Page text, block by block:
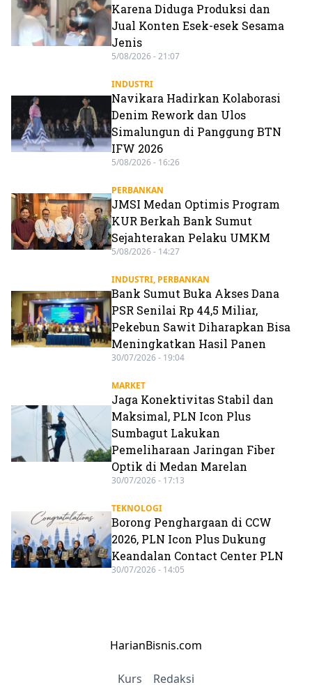
Karena Diduga Produksi dan
Jual Konten Esek-esek Sesama
Jenis
5/08/2026 - 21:07
INDUSTRI
Navikara Hadirkan Kolaborasi
Denim Rework dan Ulos
Simalungun di Panggung BTN
IFW 2026
5/08/2026 - 16:26
PERBANKAN
JMSI Medan Optimis Program
KUR Berkah Bank Sumut
Sejahterakan Pelaku UMKM
5/08/2026 - 14:27
INDUSTRI, PERBANKAN
Bank Sumut Buka Akses Dana
PSR Senilai Rp 44,5 Miliar,
Pekebun Sawit Diharapkan Bisa
Meningkatkan Hasil Panen
30/07/2026 - 19:04
MARKET
Jaga Konektivitas Stabil dan
Maksimal, PLN Icon Plus
Sumbagut Lakukan
Pemeliharaan Jaringan Fiber
Optik di Medan Marelan
30/07/2026 - 17:13
TEKNOLOGI
Borong Penghargaan di CCW
2026, PLN Icon Plus Dukung
Keandalan Contact Center PLN
30/07/2026 - 14:05
HarianBisnis.com
Kurs Redaksi